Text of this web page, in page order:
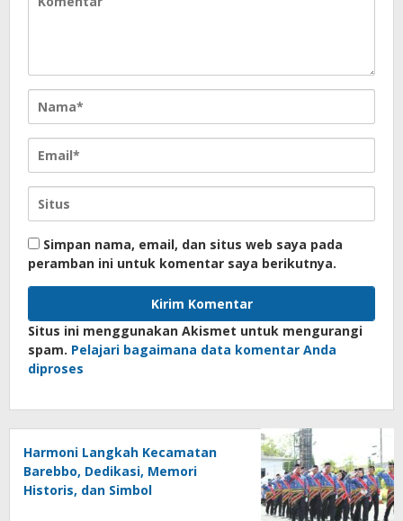
Simpan nama, email, dan situs web saya pada
peramban ini untuk komentar saya berikutnya.
Situs ini menggunakan Akismet untuk mengurangi
spam. Pelajari bagaimana data komentar Anda
diproses
Harmoni Langkah Kecamatan
Barebbo, Dedikasi, Memori
Historis, dan Simbol